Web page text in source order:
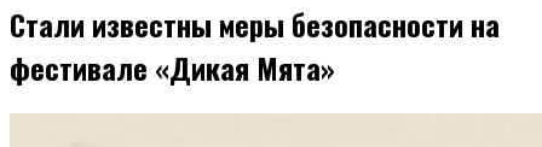
Стали известны меры безопасности на
фестивале «Дикая Мята»